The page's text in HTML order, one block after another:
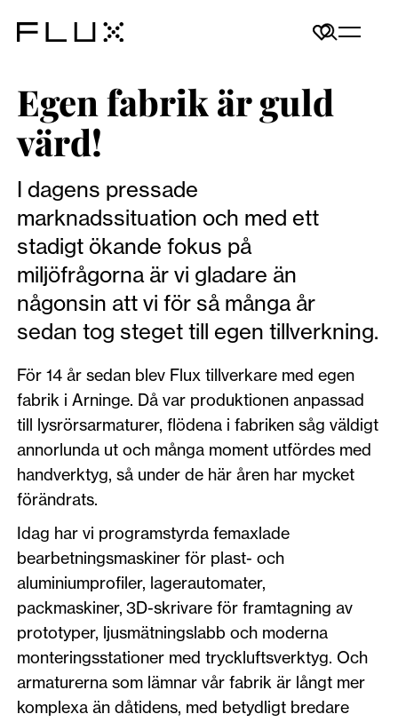
Egen fabrik är guld
värd!
I dagens pressade
marknadssituation och med ett
stadigt ökande fokus på
miljöfrågorna är vi gladare än
någonsin att vi för så många år
sedan tog steget till egen tillverkning.
För 14 år sedan blev Flux tillverkare med egen
fabrik i Arninge. Då var produktionen anpassad
till lysrörsarmaturer, flödena i fabriken såg väldigt
annorlunda ut och många moment utfördes med
handverktyg, så under de här åren har mycket
förändrats.
Idag har vi programstyrda femaxlade
bearbetningsmaskiner för plast- och
aluminiumprofiler, lagerautomater,
packmaskiner, 3D-skrivare för framtagning av
prototyper, ljusmätningslabb och moderna
monteringsstationer med tryckluftsverktyg. Och
armaturerna som lämnar vår fabrik är långt mer
komplexa än dåtidens, med betydligt bredare